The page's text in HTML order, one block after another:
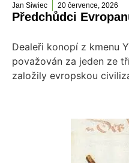
Jan Siwiec 20 července, 2026
Předchůdci
Dealeři konopí z kmenu
považován za jeden ze
založily evropskou